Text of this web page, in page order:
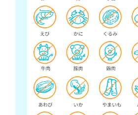
UV-B
肌が赤く炎症
UV-A